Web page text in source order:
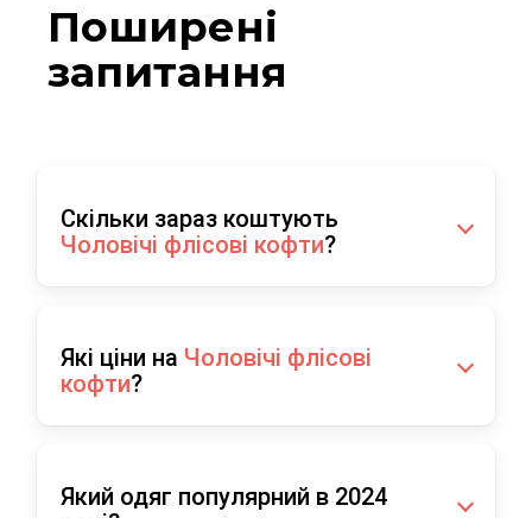
Поширені
запитання
Скільки зараз коштують
Чоловічі флісові кофти?
флісова кофта на замку Half Zip FRUIT OF
THE LOOM по оптимальній ціні 800.00 UAH.
Які ціни на Чоловічі флісові
кофти?
онлайн магазині 800.00 грн. Ми надаємо
постійні знижки на акції на сучасні моделі
Який одяг популярний в 2024